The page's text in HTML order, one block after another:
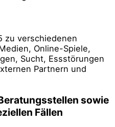
zu verschiedenen
Online-Spiele,
Sucht, Essstörungen
Partnern und
sowie
Fällen